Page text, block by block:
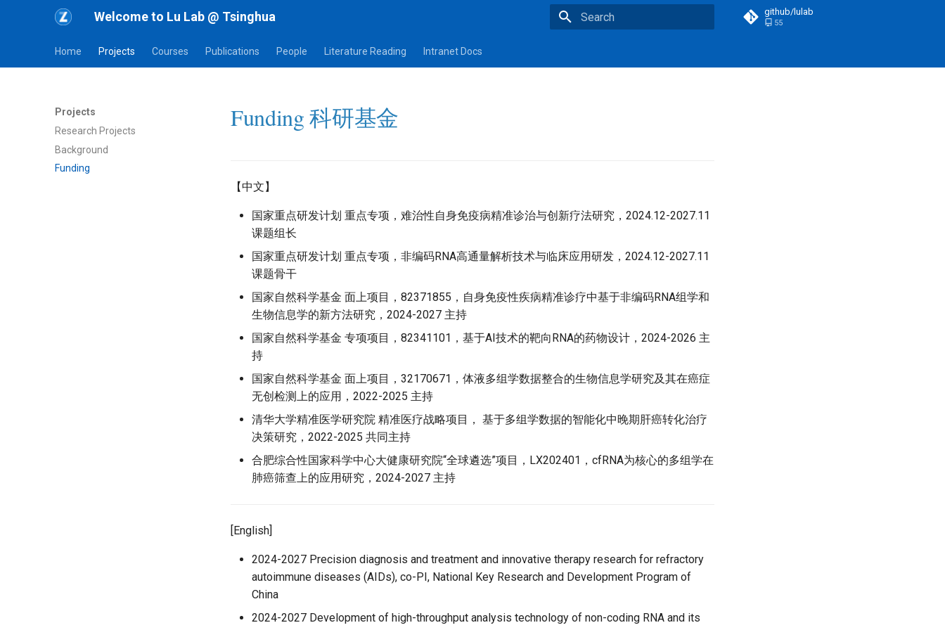
Welcome to Lu Lab @ Tsinghua github/lulab
55
Home Projects Courses Publications People Literature Reading Intranet Docs
Projects
Research Projects
Background
Funding
Funding 科研基金
【中文】
国家重点研发计划 重点专项，难治性自身免疫病精准诊治与创新疗法研究，2024.12-2027.11
课题组长
国家重点研发计划 重点专项，非编码RNA高通量解析技术与临床应用研发，2024.12-2027.11
课题骨干
国家自然科学基金 面上项目，82371855，自身免疫性疾病精准诊疗中基于非编码RNA组学和
生物信息学的新方法研究，2024-2027 主持
国家自然科学基金 专项项目，82341101，基于AI技术的靶向RNA的药物设计，2024-2026 主
持
国家自然科学基金 面上项目，32170671，体液多组学数据整合的生物信息学研究及其在癌症
无创检测上的应用，2022-2025 主持
清华大学精准医学研究院 精准医疗战略项目， 基于多组学数据的智能化中晚期肝癌转化治疗
决策研究，2022-2025 共同主持
合肥综合性国家科学中心大健康研究院“全球遴选”项目，LX202401，cfRNA为核心的多组学在
肺癌筛查上的应用研究，2024-2027 主持
[English]
2024-2027 Precision diagnosis and treatment and innovative therapy research for refractory
autoimmune diseases (AIDs), co-PI, National Key Research and Development Program of
China
2024-2027 Development of high-throughput analysis technology of non-coding RNA and its